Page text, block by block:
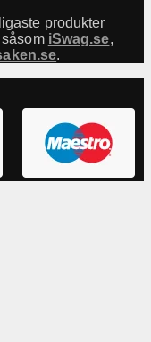
produkter
iSwag.se,
.